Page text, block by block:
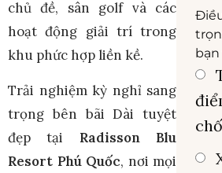
chủ đề, sân golf và các
hoạt động giải trí trong
khu phức hợp liền kề.
Trải nghiệm kỳ nghỉ sang
trọng bên bãi Dài tuyệt
đẹp tại Radisson Blu
Resort Phú Quốc, nơi mọi